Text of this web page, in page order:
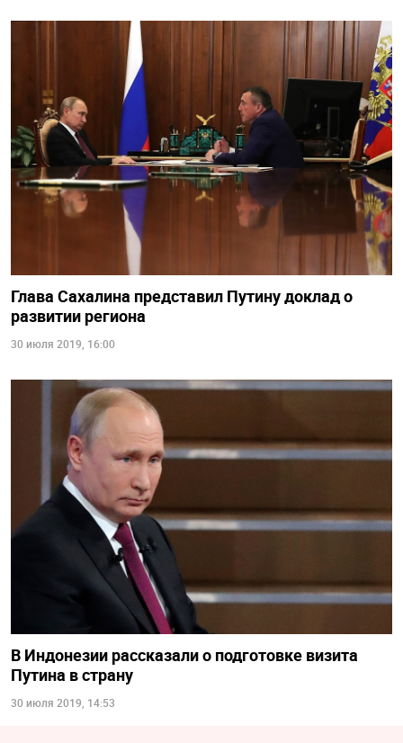
Глава Сахалина представил Путину доклад о
развитии региона
30 июля 2019, 16:00
В Индонезии рассказали о подготовке визита
Путина в страну
30 июля 2019, 14:53